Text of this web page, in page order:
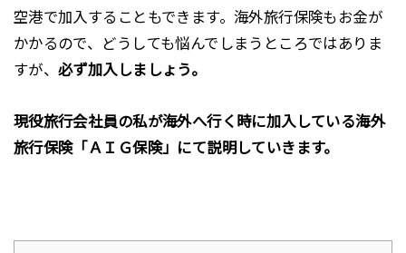
空港で加入することもできます。海外旅行保険もお金が
かかるので、どうしても悩んでしまうところではありま
すが、必ず加入しましょう。
現役旅行会社員の私が海外へ行く時に加入している海外
旅行保険「ＡＩＧ保険」にて説明していきます。